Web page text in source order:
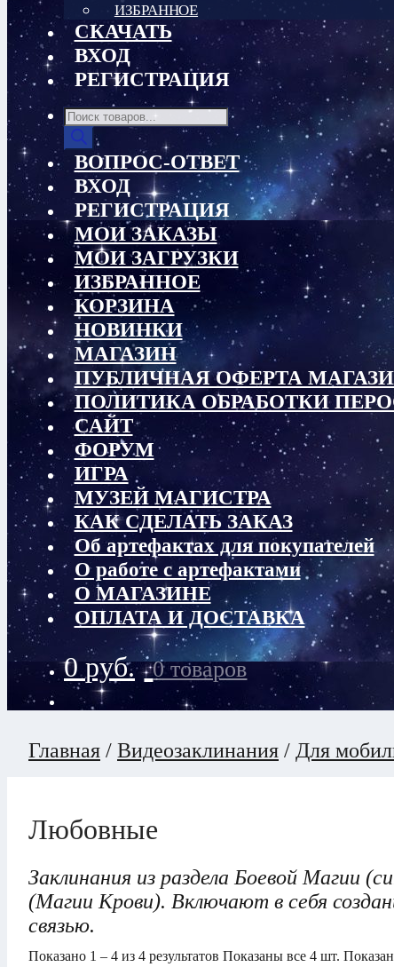
ИЗБРАННОЕ
СКАЧАТЬ
ВХОД
РЕГИСТРАЦИЯ
Поиск
товаров
ВОПРОС-ОТВЕТ
ВХОД
РЕГИСТРАЦИЯ
МОИ ЗАКАЗЫ
МОИ ЗАГРУЗКИ
ИЗБРАННОЕ
КОРЗИНА
НОВИНКИ
МАГАЗИН
ПУБЛИЧНАЯ ОФЕРТА
ПОЛИТИКА ОБРАБОТКИ
САЙТ
ФОРУМ
ИГРА
МУЗЕЙ МАГИСТРА
КАК СДЕЛАТЬ ЗАКАЗ
Об артефактах для покупателей
О работе с артефактами
О МАГАЗИНЕ
ОПЛАТА И ДОСТАВКА
0руб. 0 товаров
Главная / Видеозаклинания / Для
Любовные
Заклинания из раздела Боевой Магии
(Магии Крови). Включают в себя
связью.
Показано 1 – 4 из 4 результатов Показаны все 4 шт.